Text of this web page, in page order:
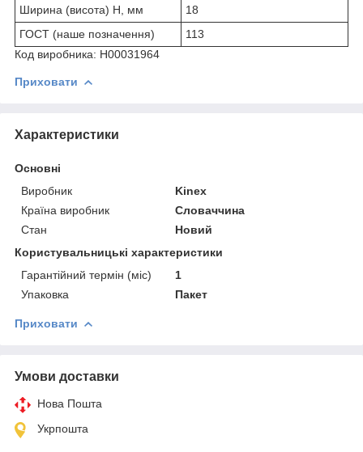
Ширина (висота) H, мм
18
ГОСТ (наше позначення)
113
Код виробника: Н00031964
Приховати
Характеристики
Основні
Виробник
Kinex
Країна виробник
Словаччина
Стан
Новий
Користувальницькі характеристики
Гарантійний термін (міс)
1
Упаковка
Пакет
Приховати
Умови доставки
Нова Пошта
Укрпошта